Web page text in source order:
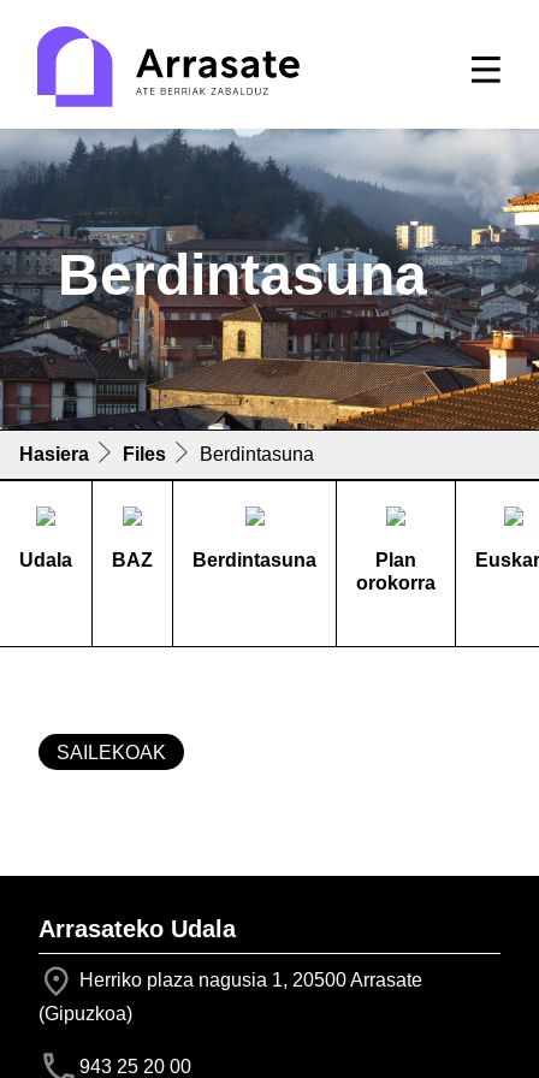
Berdintasuna
Hasiera Files Berdintasuna
Udala BAZ Berdintasuna
Plan
orokorra
SAILEKOAK
Arrasateko Udala
Herriko plaza nagusia 1, 20500 Arrasate
(Gipuzkoa)
943 25 20 00